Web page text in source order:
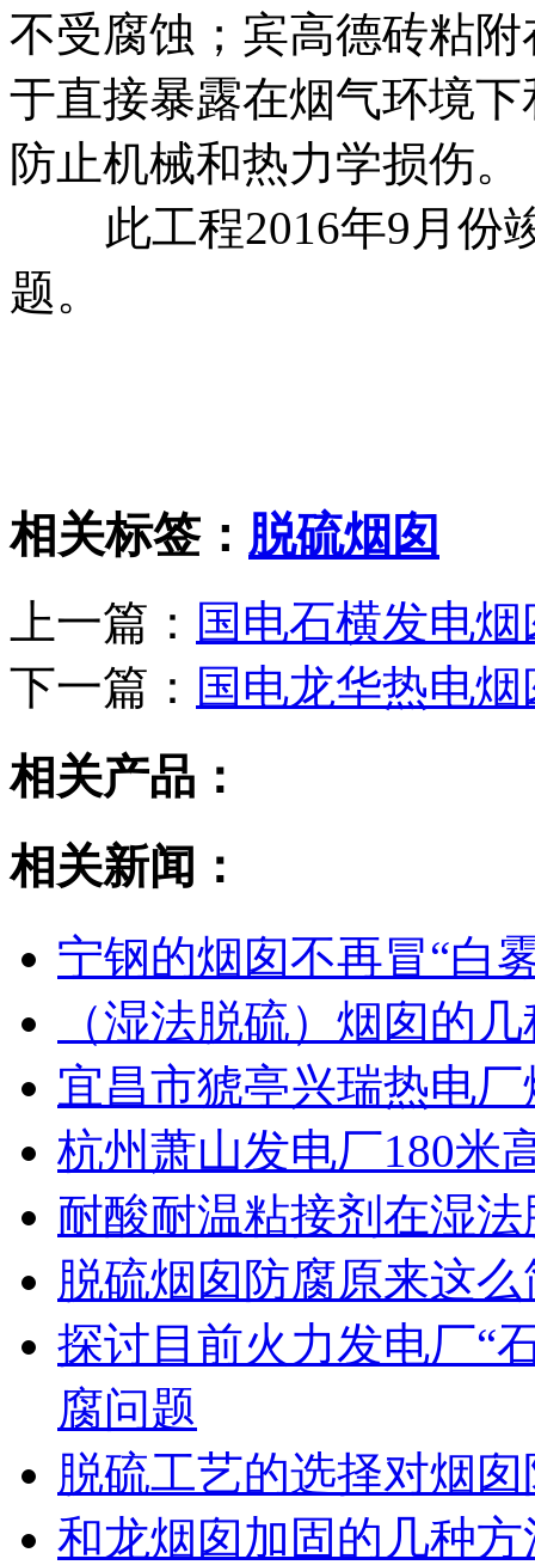
不受腐蚀；宾高德砖粘
于直接暴露在烟气环境
防止机械和热力学损伤。
此工程2016年9月份
题。
相关标签： 脱硫烟囱
上一篇： 国电石横发电烟
下一篇： 国电龙华热电烟
相关产品：
相关新闻：
宁钢的烟囱不再冒“白
（湿法脱硫）烟囱的
宜昌市猇亭兴瑞热电
杭州萧山发电厂180米
耐酸耐温粘接剂在湿
脱硫烟囱防腐原来这
探讨目前火力发电厂“
腐问题
脱硫工艺的选择对烟
和龙烟囱加固的几种方